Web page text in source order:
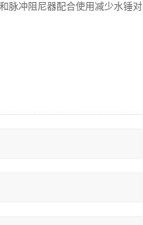
脉冲阻尼器配合使用减少水锤对